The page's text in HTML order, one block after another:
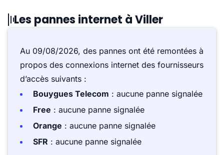
Les pannes internet à Viller
Au 09/08/2026, des pannes ont été remontées à
propos des connexions internet des fournisseurs
d’accès suivants :
Bouygues Telecom : aucune panne signalée
Free : aucune panne signalée
Orange : aucune panne signalée
SFR : aucune panne signalée